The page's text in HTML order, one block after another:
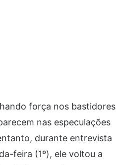
força nos bastidores
nas especulações
durante entrevista
feira (1º), ele voltou a